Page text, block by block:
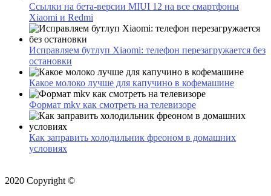
Ссылки на бета-версии MIUI 12 на все смартфоны
Xiaomi и Redmi
Исправляем бутлуп Xiaomi: телефон перезагружается без
остановки
Какое молоко лучше для капучино в кофемашине
Формат mkv как смотреть на телевизоре
Как заправить холодильник фреоном в домашних
условиях
2020 Copyright ©